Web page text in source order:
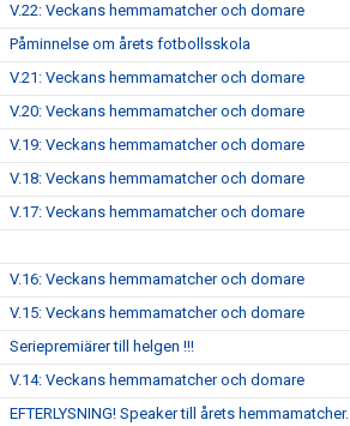
V.22: Veckans hemmamatcher och domare
Påminnelse om årets fotbollsskola
V.21: Veckans hemmamatcher och domare
V.20: Veckans hemmamatcher och domare
V.19: Veckans hemmamatcher och domare
V.18: Veckans hemmamatcher och domare
V.17: Veckans hemmamatcher och domare
V.16: Veckans hemmamatcher och domare
V.15: Veckans hemmamatcher och domare
Seriepremiärer till helgen !!!
V.14: Veckans hemmamatcher och domare
EFTERLYSNING! Speaker till årets hemmamatcher.